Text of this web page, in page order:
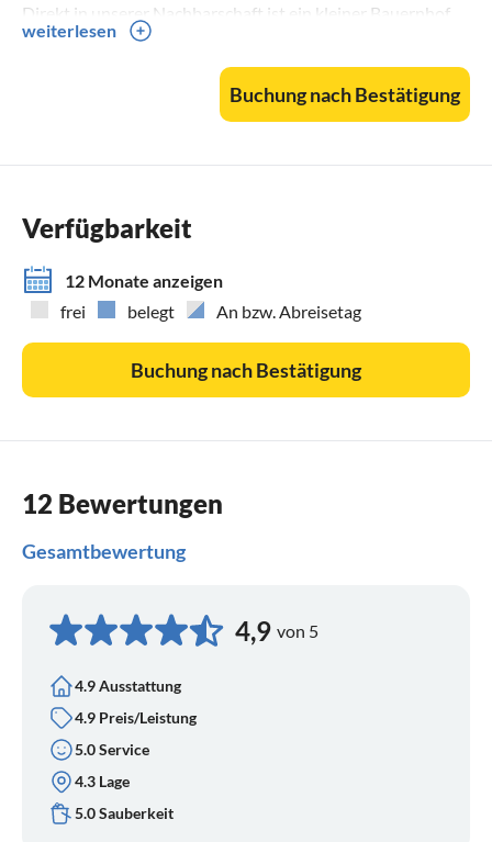
Direkt in unserer Nachbarschaft ist ein kleiner Bauernhof
mit einigen Tieren. So werden Schafe, Kühe, ein paar Enten
und Gänse sowie Hühner ganz natürlich gehalten.
Manchmal gibt es auch frische Eier von freilaufenden
Hühnern. Mehr Bio geht nicht.
weiterlesen
Buchung nach Bestätigung
Verfügbarkeit
12 Monate anzeigen
frei
belegt An bzw. Abreisetag
Buchung nach Bestätigung
12 Bewertungen
Gesamtbewertung
4,9 von 5
4.9 Ausstattung
4.9 Preis/Leistung
5.0 Service
4.3 Lage
5.0 Sauberkeit